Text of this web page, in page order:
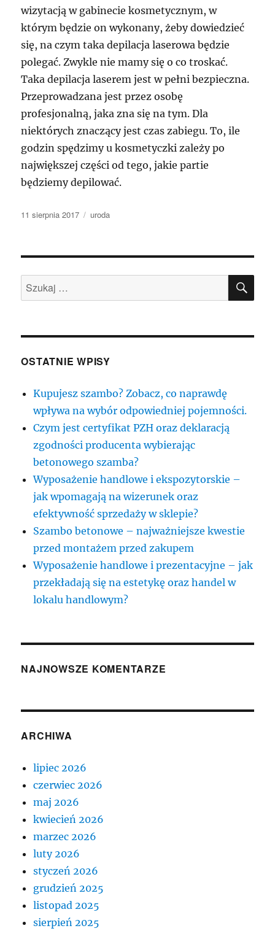
wizytacją w gabinecie kosmetycznym, w
którym będzie on wykonany, żeby dowiedzieć
się, na czym taka depilacja laserowa będzie
polegać. Zwykle nie mamy się o co troskać.
Taka depilacja laserem jest w pełni bezpieczna.
Przeprowadzana jest przez osobę
profesjonalną, jaka zna się na tym. Dla
niektórych znaczący jest czas zabiegu. To, ile
godzin spędzimy u kosmetyczki zależy po
największej części od tego, jakie partie
będziemy depilować.
Data
11 sierpnia 2017 Kategorie
uroda
Szukaj:
OSTATNIE WPISY
Kupujesz szambo? Zobacz, co naprawdę
wpływa na wybór odpowiedniej pojemności.
Czym jest certyfikat PZH oraz deklaracją
zgodności producenta wybierając
betonowego szamba?
Wyposażenie handlowe i ekspozytorskie –
jak wpomagają na wizerunek oraz
efektywność sprzedaży w sklepie?
Szambo betonowe – najważniejsze kwestie
przed montażem przed zakupem
Wyposażenie handlowe i prezentacyjne – jak
przekładają się na estetykę oraz handel w
lokalu handlowym?
NAJNOWSZE KOMENTARZE
ARCHIWA
lipiec 2026
czerwiec 2026
maj 2026
kwiecień 2026
marzec 2026
luty 2026
styczeń 2026
grudzień 2025
listopad 2025
sierpień 2025